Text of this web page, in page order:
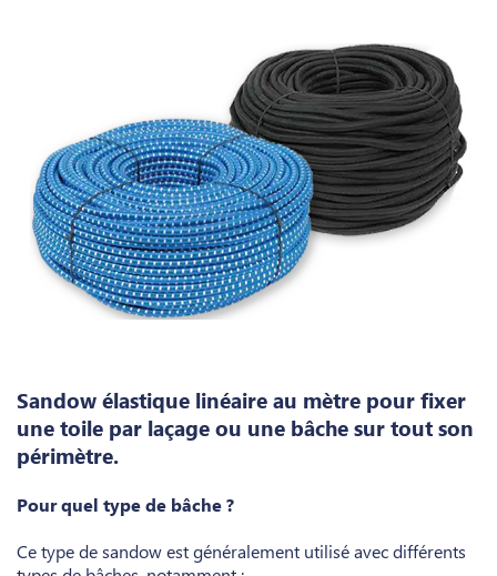
Sandow élastique linéaire au mètre pour fixer
une toile par laçage ou une bâche sur tout son
périmètre.
Pour quel type de bâche ?
Ce type de sandow est généralement utilisé avec différents